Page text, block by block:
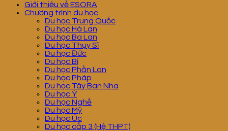
Giới thiệu về ESORA
Chương trình du học
Du học Trung Quốc
Du học Hà Lan
Du học Ba Lan
Du học Thụy Sĩ
Du học Đức
Du học Bỉ
Du học Phần Lan
Du học Pháp
Du học Tây Ban Nha
Du học Ý
Du học Nghề
Du học Mỹ
Du học Úc
Du học cấp 3 (Hệ THPT)